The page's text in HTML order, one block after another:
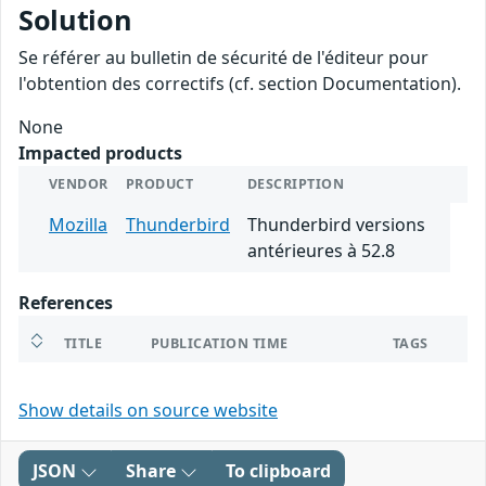
Solution
Se référer au bulletin de sécurité de l'éditeur pour
l'obtention des correctifs (cf. section Documentation).
None
Impacted products
VENDOR PRODUCT DESCRIPTION
Mozilla Thunderbird
Thunderbird versions
antérieures à 52.8
References
TITLE PUBLICATION TIME TAGS
Show details on source website
JSON Share To clipboard